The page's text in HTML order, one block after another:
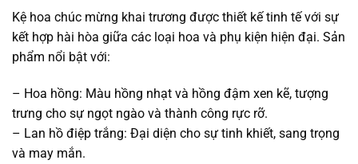
Kệ hoa chúc mừng khai trương được thiết kế tinh tế với sự
kết hợp hài hòa giữa các loại hoa và phụ kiện hiện đại. Sản
phẩm nổi bật với:
– Hoa hồng: Màu hồng nhạt và hồng đậm xen kẽ, tượng
trưng cho sự ngọt ngào và thành công rực rỡ.
– Lan hồ điệp trắng: Đại diện cho sự tinh khiết, sang trọng
và may mắn.